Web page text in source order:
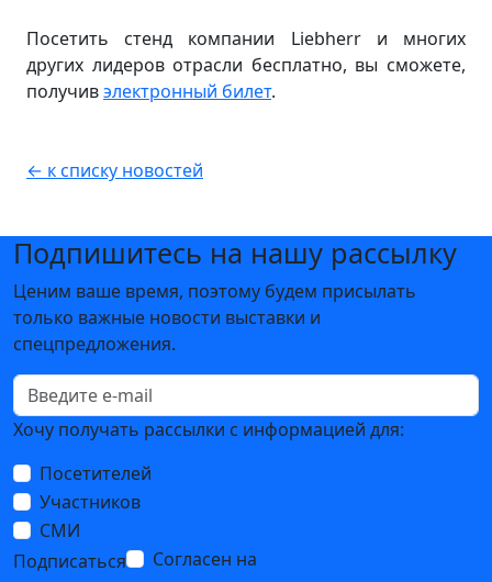
Посетить стенд компании Liebherr и многих
других лидеров отрасли бесплатно, вы сможете,
получивэлектронный билет.
← к списку новостей
Подпишитесь на нашу рассылку
Ценим ваше время, поэтому будем присылать
только важные новости выставки и
спецпредложения.
Хочу получать рассылки с информацией для:
Посетителей
Участников
СМИ
Подписаться
Согласен на